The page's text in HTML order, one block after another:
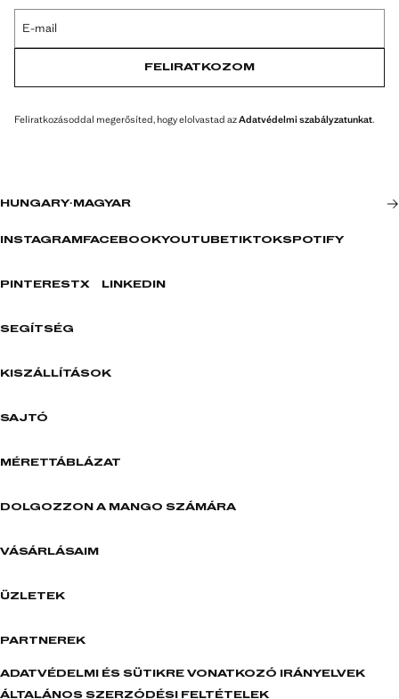
E-mail
FELIRATKOZOM
Feliratkozásoddal megerősíted, hogy elolvastad azAdatvédelmi szabályzatunkat.
HUNGARY· MAGYAR
INSTAGRAM FACEBOOKYOUTUBETIKTOKSPOTIFY
PINTERESTX LINKEDIN
SEGÍTSÉG
KISZÁLLÍTÁSOK
SAJTÓ
MÉRETTÁBLÁZAT
DOLGOZZON A MANGO SZÁMÁRA
VÁSÁRLÁSAIM
ÜZLETEK
PARTNEREK
ADATVÉDELMI ÉS SÜTIKRE VONATKOZÓ IRÁNYELVEK
ÁLTALÁNOS SZERZŐDÉSI FELTÉTELEK